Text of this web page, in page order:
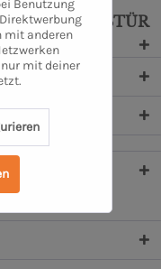
DEINE HAUSTÜR
Benutzung
mit anderen
mit deiner